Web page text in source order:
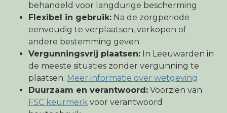
behandeld voor langdurige bescherming
Flexibel in gebruik: Na de zorgperiode
eenvoudig te verplaatsen, verkopen of
andere bestemming geven
Vergunningsvrij plaatsen: In Leeuwarden in
de meeste situaties zonder vergunning te
plaatsen. Meer informatie over wetgeving
Duurzaam en verantwoord: Voorzien van
FSC keurmerk voor verantwoord